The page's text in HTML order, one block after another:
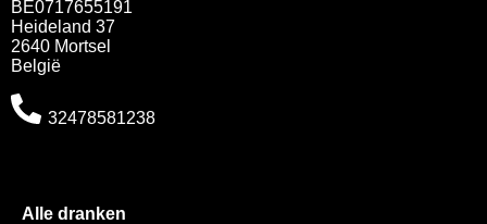
BE0717655191
Heideland 37
2640 Mortsel
België
32478581238
Alle dranken